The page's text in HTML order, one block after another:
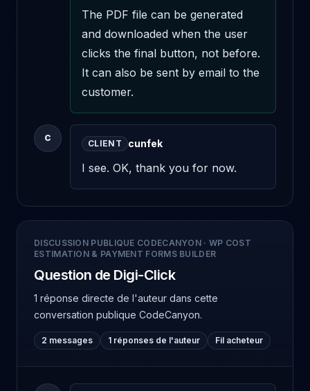
The PDF file can be generated
and downloaded when the user
clicks the final button, not before.
It can also be sent by email to the
customer.
C
CLIENT cunfek
I see. OK, thank you for now.
DISCUSSION PUBLIQUE CODECANYON · WP COST
ESTIMATION & PAYMENT FORMS BUILDER
Question de Digi-Click
1 réponse directe de l'auteur dans cette
conversation publique CodeCanyon.
2 messages 1 réponses de l'auteur Fil acheteur